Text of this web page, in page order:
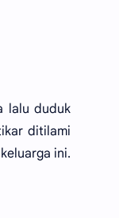
lalu duduk
ditilami
ini.